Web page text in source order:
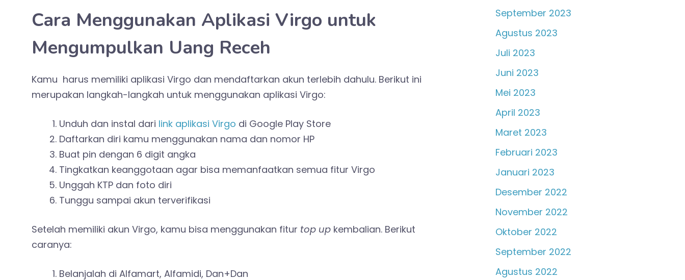
Cara Menggunakan Aplikasi Virgo untuk
Mengumpulkan Uang Receh
Kamu harus memiliki aplikasi Virgo dan mendaftarkan akun terlebih dahulu. Berikut ini
merupakan langkah-langkah untuk menggunakan aplikasi Virgo:
Unduh dan instal dari link aplikasi Virgo di Google Play Store
Daftarkan diri kamu menggunakan nama dan nomor HP
Buat pin dengan 6 digit angka
Tingkatkan keanggotaan agar bisa memanfaatkan semua fitur Virgo
Unggah KTP dan foto diri
Tunggu sampai akun terverifikasi
Setelah memiliki akun Virgo, kamu bisa menggunakan fitur top up kembalian. Berikut
caranya:
Belanjalah di Alfamart, Alfamidi, Dan+Dan
September 2023
Agustus 2023
Juli 2023
Juni 2023
Mei 2023
April 2023
Maret 2023
Februari 2023
Januari 2023
Desember 2022
November 2022
Oktober 2022
September 2022
Agustus 2022